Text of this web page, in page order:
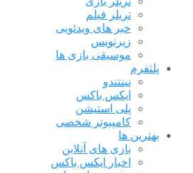
تریلر فیلم
خبر های ویدئویی
زیرنویس
موسیقی بازی ها
پلتفرم
نینتندو
ایکس باکس
پلی استیشن
کامپیوتر شخصی
بهترین ها
بازی های آنلاین
اخبار ایکس باکس